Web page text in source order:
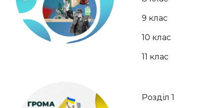
9 клас
10 клас
11 клас
Розділ 1